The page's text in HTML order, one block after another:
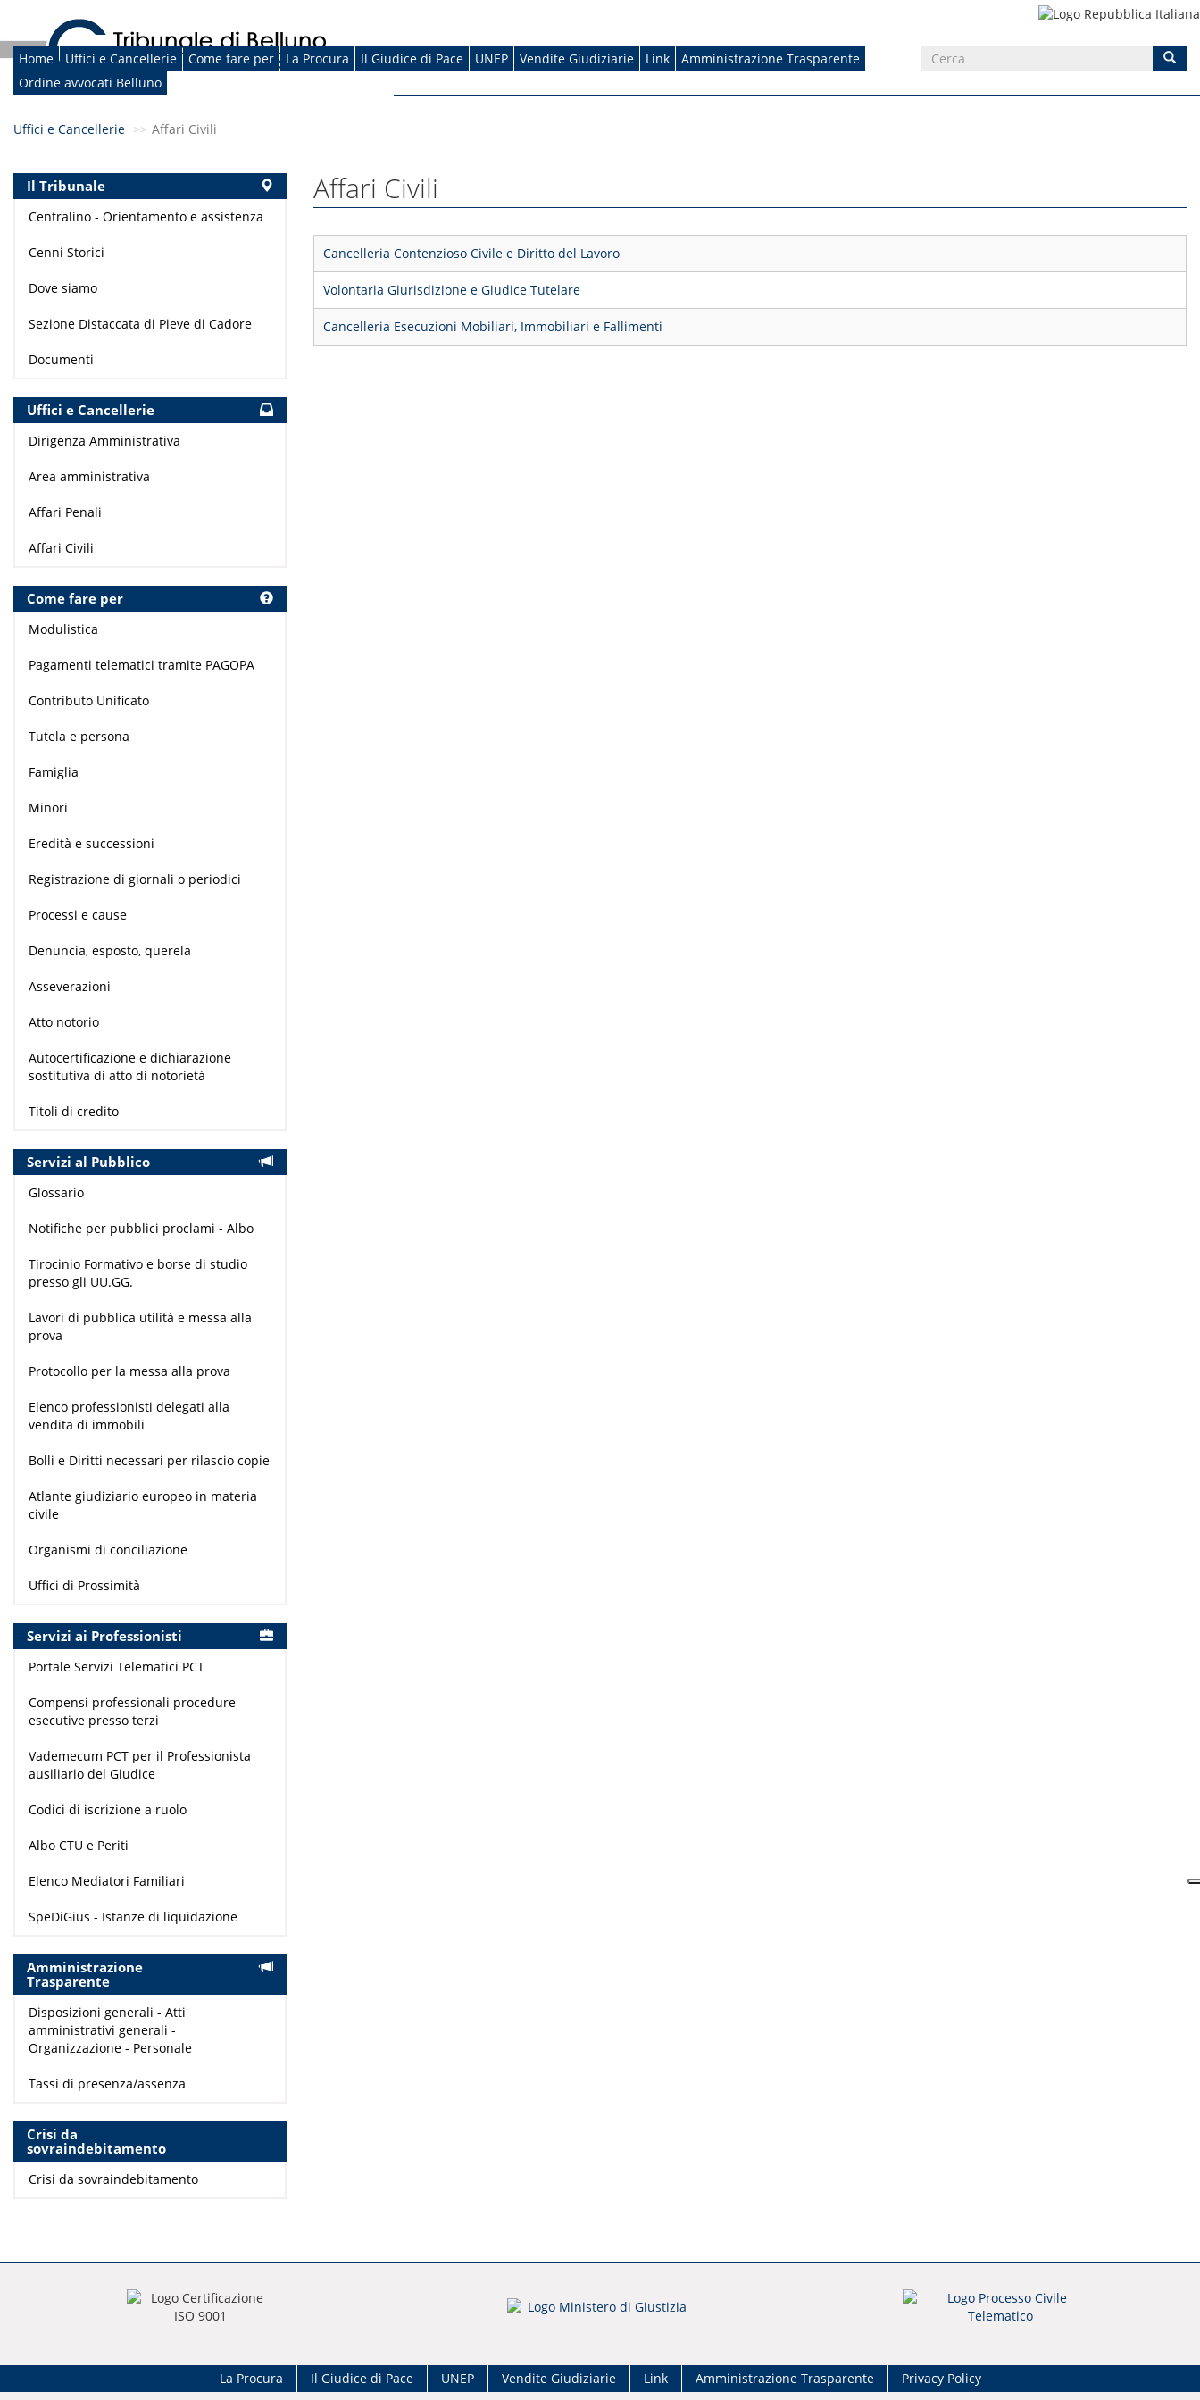
Home Uffici e Cancellerie Come fare per La Procura Il Giudice di Pace UNEP Vendite Giudiziarie Link
Amministrazione Trasparente
Ordine avvocati Belluno
Uffici e Cancellerie Affari Civili
Affari Civili
Cancelleria Contenzioso Civile e Diritto del Lavoro
Volontaria Giurisdizione e Giudice Tutelare
Cancelleria Esecuzioni Mobiliari, Immobiliari e Fallimenti
Il Tribunale
Centralino - Orientamento e assistenza
Cenni Storici
Dove siamo
Sezione Distaccata di Pieve di Cadore
Documenti
Uffici e Cancellerie
Dirigenza Amministrativa
Area amministrativa
Affari Penali
Affari Civili
Come fare per
Modulistica
Pagamenti telematici tramite PAGOPA
Contributo Unificato
Tutela e persona
Famiglia
Minori
Eredità e successioni
Registrazione di giornali o periodici
Processi e cause
Denuncia, esposto, querela
Asseverazioni
Atto notorio
Autocertificazione e dichiarazione
sostitutiva di atto di notorietà
Titoli di credito
Servizi al Pubblico
Glossario
Notifiche per pubblici proclami - Albo
Tirocinio Formativo e borse di studio
presso gli UU.GG.
Lavori di pubblica utilità e messa alla
prova
Protocollo per la messa alla prova
Elenco professionisti delegati alla
vendita di immobili
Bolli e Diritti necessari per rilascio copie
Atlante giudiziario europeo in materia
civile
Organismi di conciliazione
Uffici di Prossimità
Servizi ai Professionisti
Portale Servizi Telematici PCT
Compensi professionali procedure
esecutive presso terzi
Vademecum PCT per il Professionista
ausiliario del Giudice
Codici di iscrizione a ruolo
Albo CTU e Periti
Elenco Mediatori Familiari
SpeDiGius - Istanze di liquidazione
Amministrazione
Trasparente
Disposizioni generali - Atti
amministrativi generali -
Organizzazione - Personale
Tassi di presenza/assenza
Crisi da
sovraindebitamento
Crisi da sovraindebitamento
La Procura Il Giudice di Pace UNEP Vendite Giudiziarie Link Amministrazione Trasparente Privacy Policy